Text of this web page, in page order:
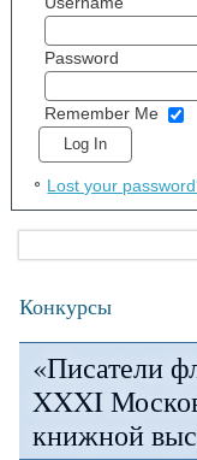
Password
Remember Me
Lost your
Конкурсы
«Писатели
XXXI
книжной